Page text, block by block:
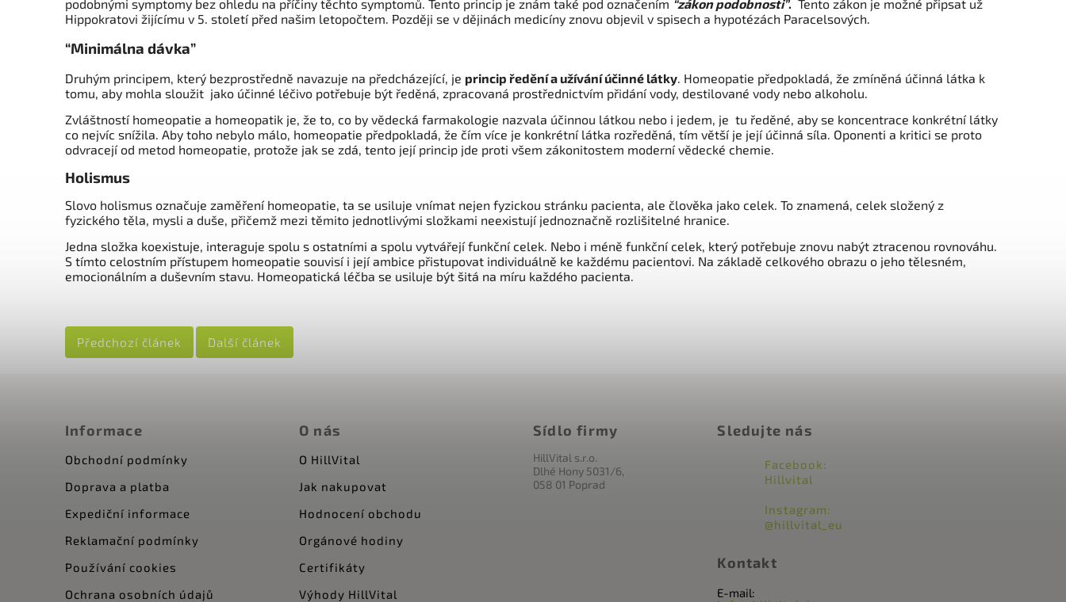
podobnými symptomy bez ohledu na příčiny těchto symptomů. Tento princip je znám také pod označením “zákon podobnosti”. Tento zákon je možné připsat už
Hippokratovi žijícímu v 5. století před našim letopočtem. Později se v dějinách medicíny znovu objevil v spisech a hypotézách Paracelsových.
“Minimálna dávka”
Druhým principem, který bezprostředně navazuje na předcházející, je princip ředění a užívání účinné látky . Homeopatie předpokladá, že zmíněná účinná látka k
tomu, aby mohla sloužit jako účinné léčivo potřebuje být ředěná, zpracovaná prostřednictvím přidání vody, destilované vody nebo alkoholu.
Zvláštností homeopatie a homeopatik je, že to, co by vědecká farmakologie nazvala účinnou látkou nebo i jedem, je tu ředěné, aby se koncentrace konkrétní látky
co nejvíc snížila. Aby toho nebylo málo, homeopatie předpokladá, že čím více je konkrétní látka rozředěná, tím větší je její účinná síla. Oponenti a kritici se proto
odvracejí od metod homeopatie, protože jak se zdá, tento její princip jde proti všem zákonitostem moderní vědecké chemie.
Holismus
Slovo holismus označuje zaměření homeopatie, ta se usiluje vnímat nejen fyzickou stránku pacienta, ale člověka jako celek. To znamená, celek složený z
fyzického těla, mysli a duše, přičemž mezi těmito jednotlivými složkami neexistují jednoznačně rozlišitelné hranice.
Jedna složka koexistuje, interaguje spolu s ostatními a spolu vytvářejí funkční celek. Nebo i méně funkční celek, který potřebuje znovu nabýt ztracenou rovnováhu.
S tímto celostním přístupem homeopatie souvisí i její ambice přistupovat individuálně ke každému pacientovi. Na základě celkového obrazu o jeho tělesném,
emocionálním a duševním stavu. Homeopatická léčba se usiluje být šitá na míru každého pacienta.
Předchozí článek Další článek
Informace
Obchodní podmínky
Doprava a platba
Expediční informace
Reklamační podmínky
Používání cookies
Ochrana osobních údajů
O nás
O HillVital
Jak nakupovat
Hodnocení obchodu
Orgánové hodiny
Certifikáty
Výhody HillVital
Sídlo firmy
HillVital s.r.o.
Dlhé Hony 5031/6,
058 01 Poprad
Sledujte nás
Facebook:
Hillvital
Instagram:
@hillvital_eu
Kontakt
E-mail: